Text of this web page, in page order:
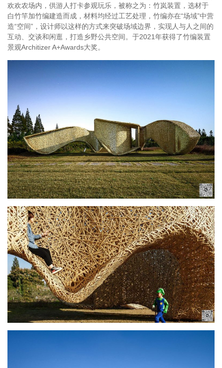
欢欢农场内，供游人打卡参观玩乐，被称之为：竹岚装置，选材于
白竹竿加竹编建造而成，材料均经过工艺处理，竹编亦在“场域”中营
造“空间”，设计师以这样的方式来突破场域边界，实现人与人之间的
互动、交谈和闲逛，打造乡野公共空间。于2021年获得了竹编装置
景观Architizer A+Awards大奖。